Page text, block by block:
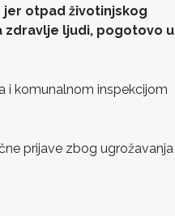
jer otpad životinjskog
zdravlje ljudi, pogotovo u
i komunalnom inspekcijom
prijave zbog ugrožavanja